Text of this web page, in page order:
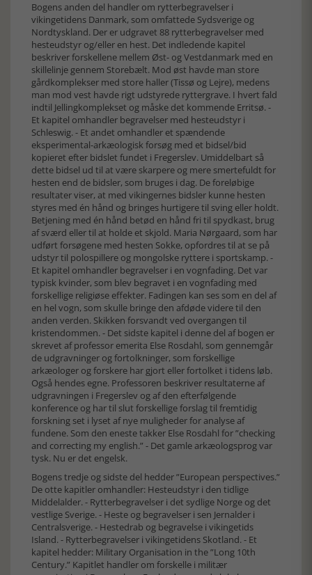
Bogens anden del handler om rytterbegravelser i
vikingetidens Danmark, som omfattede Sydsverige og
Nordtyskland. Der er udgravet 88 rytterbegravelser med
hesteudstyr og/eller en hest. Det indledende kapitel
beskriver forskellene mellem Øst- og Vestdanmark med en
skillelinje gennem Storebælt. Mod øst havde man store
gårdkomplekser med store haller (Tissø og Lejre), medens
man mod vest havde rigt udstyrede ryttergrave. I hvert fald
indtil Jellingkomplekset og måske det kommende Erritsø. -
Et kapitel omhandler begravelser med hesteudstyr i
Schleswig. - Et andet omhandler et spændende
eksperimental-arkæologisk forsøg med et bidsel/bid
kopieret efter bidslet fundet i Fregerslev. Umiddelbart så
dette bidsel ud til at være skarpere og mere smertefuldt for
hesten end de bidsler, som bruges i dag. De foreløbige
resultater viser, at med vikingernes bidsler kunne hesten
styres med én hånd og bringes hurtigere til sving eller holdt.
Betjening med én hånd betød en hånd fri til spydkast, brug
af sværd eller til at holde et skjold. Maria Nørgaard, som har
udført forsøgene med hesten Sokke, opfordres til at se på
udstyr til polospillere og mongolske ryttere i sportskamp. -
Et kapitel omhandler begravelser i en vognfading. Det var
typisk kvinder, som blev begravet i en vognfading med
forskellige religiøse effekter. Fadingen kan ses som en del af
en hel vogn, som skulle bringe den afdøde videre til den
anden verden. Skikken forsvandt ved overgangen til
kristendommen. - Det sidste kapitel i denne del af bogen er
skrevet af professor emerita Else Rosdahl, som gennemgår
de udgravninger og fortolkninger, som forskellige
arkæologer og forskere har gjort eller fortolket i tidens løb.
Også hendes egne. Professoren beskriver resultaterne af
udgravningen i Fregerslev og af den efterfølgende
konference og har til slut forskellige forslag til fremtidig
forskning set i lyset af nye muligheder for analyse af
fundene. Som den eneste takker Else Rosdahl for ”checking
and correcting my english.” - Det gamle arkæologsprog var
tysk. Nu er det engelsk.
Bogens tredje og sidste del hedder ”European perspectives.”
De otte kapitler omhandler: Hesteudstyr i den tidlige
Middelalder. - Rytterbegravelser i det sydlige Norge og det
vestlige Sverige. - Heste og begravelser i sen Jernalder i
Centralsverige. - Hestedrab og begravelse i vikingetids
Island. - Rytterbegravelser i vikingetidens Skotland. - Et
kapitel hedder: Military Organisation in the ”Long 10th
Century.” Kapitlet handler om forskelle i militær